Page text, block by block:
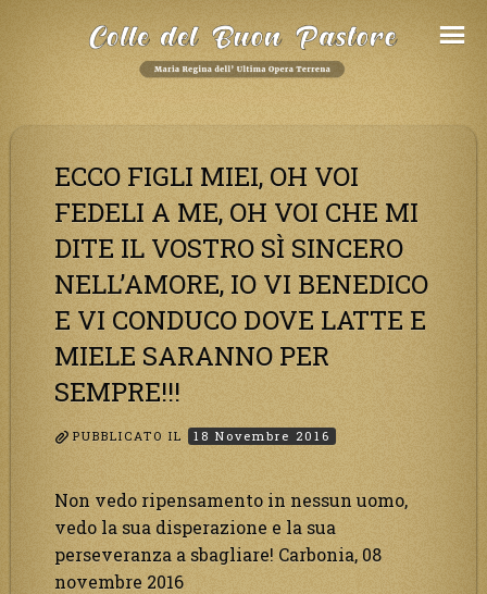
ECCO FIGLI MIEI, OH VOI
FEDELI A ME, OH VOI CHE MI
DITE IL VOSTRO SÌ SINCERO
NELL’AMORE, IO VI BENEDICO
E VI CONDUCO DOVE LATTE E
MIELE SARANNO PER
SEMPRE!!!
PUBBLICATO IL 18 Novembre 2016
Non vedo ripensamento in nessun uomo,
vedo la sua disperazione e la sua
perseveranza a sbagliare! Carbonia, 08
novembre 2016